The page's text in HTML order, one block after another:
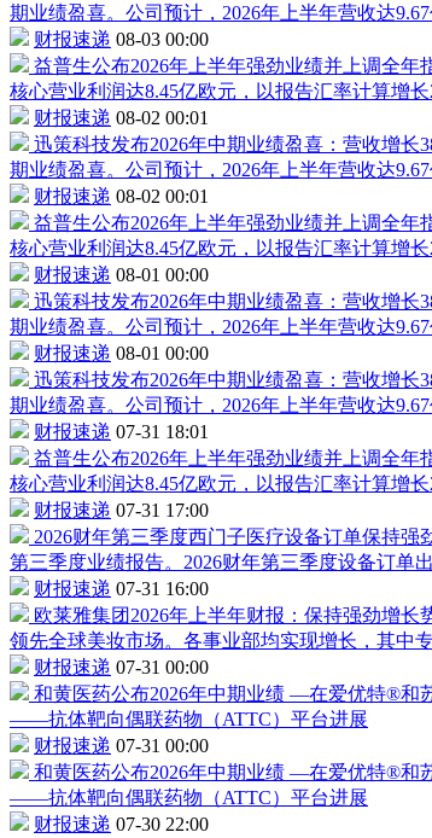
期业绩盈喜。公司预计，2026年上半年营收达
财报速递 08-03 00:00
益普生公布2026年上半年强劲业绩并上调全年
核心营业利润达8.45亿欧元，以报告汇率计算增长
财报速递 08-02 00:01
迅策科技发布2026年中期业绩盈喜：营收增长
期业绩盈喜。公司预计，2026年上半年营收达
财报速递 08-02 00:01
益普生公布2026年上半年强劲业绩并上调全年
核心营业利润达8.45亿欧元，以报告汇率计算增长
财报速递 08-01 00:00
迅策科技发布2026年中期业绩盈喜：营收增长
期业绩盈喜。公司预计，2026年上半年营收达
财报速递 08-01 00:00
迅策科技发布2026年中期业绩盈喜：营收增长
期业绩盈喜。公司预计，2026年上半年营收达
财报速递 07-31 18:01
益普生公布2026年上半年强劲业绩并上调全年
核心营业利润达8.45亿欧元，以报告汇率计算增长
财报速递 07-31 17:00
2026财年第三季度西门子医疗设备订单保持强
第三季度业绩报告。2026财年第三季度设备订单
财报速递 07-31 16:00
欧莱雅集团2026年上半年财报：保持强劲增
领先全球美妆市场。各事业部均实现增长，其中
财报速递 07-31 00:00
和黄医药公布2026年中期业绩 —在爱优特®和
——抗体靶向偶联药物（ATTC）平台进展
财报速递 07-31 00:00
和黄医药公布2026年中期业绩 —在爱优特®和
——抗体靶向偶联药物（ATTC）平台进展
财报速递 07-30 22:00